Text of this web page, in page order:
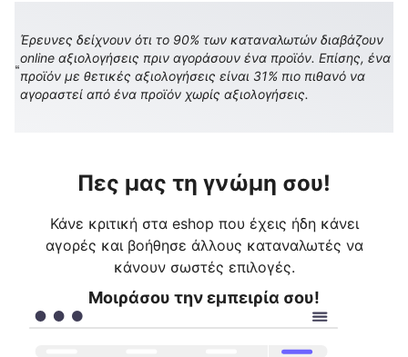
Έρευνες δείχνουν ότι το 90% των καταναλωτών διαβάζουν
online αξιολογήσεις πριν αγοράσουν ένα προϊόν. Επίσης, ένα
προϊόν με θετικές αξιολογήσεις είναι 31% πιο πιθανό να
αγοραστεί από ένα προϊόν χωρίς αξιολογήσεις.
Πες μας τη γνώμη σου!
Κάνε κριτική στα eshop που έχεις ήδη κάνει
αγορές και βοήθησε άλλους καταναλωτές να
κάνουν σωστές επιλογές.
Μοιράσου την εμπειρία σου!